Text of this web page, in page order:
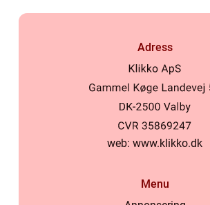
Adress
web: www.klikko.dk
Menu